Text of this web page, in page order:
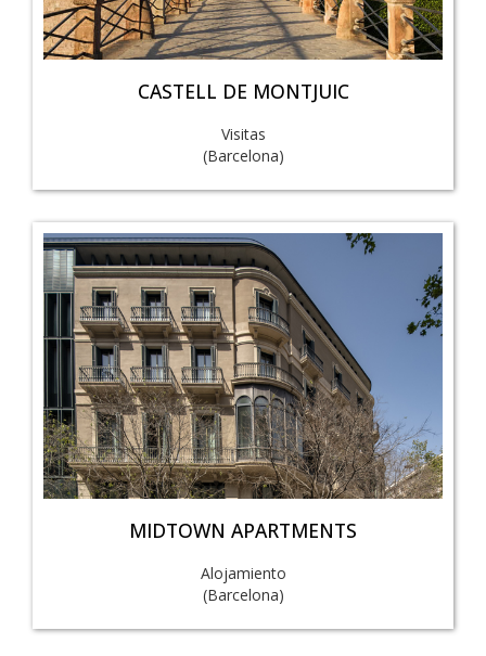
CASTELL DE MONTJUIC
Visitas
(Barcelona)
MIDTOWN APARTMENTS
Alojamiento
(Barcelona)